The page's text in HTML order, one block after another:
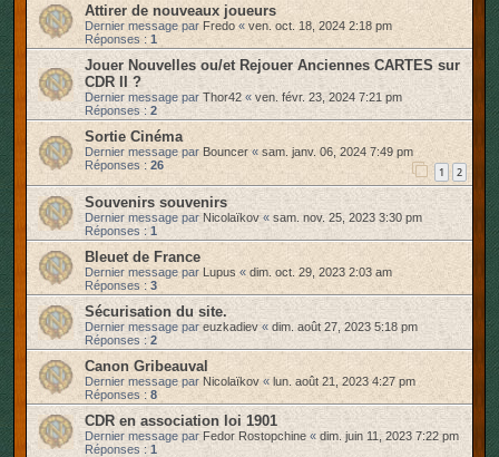
Attirer de nouveaux joueurs
Dernier message par Fredo« ven. oct. 18, 2024 2:18 pm
Réponses : 1
Jouer Nouvelles ou/et Rejouer Anciennes CARTES sur
CDR II ?
Dernier message par Thor42« ven. févr. 23, 2024 7:21 pm
Réponses : 2
Sortie Cinéma
Dernier message par Bouncer« sam. janv. 06, 2024 7:49 pm
Réponses : 26 1 2
Souvenirs souvenirs
Dernier message parNicolaïkov« sam. nov. 25, 2023 3:30 pm
Réponses : 1
Bleuet de France
Dernier message par Lupus« dim. oct. 29, 2023 2:03 am
Réponses : 3
Sécurisation du site.
Dernier message pareuzkadiev« dim. août 27, 2023 5:18 pm
Réponses : 2
Canon Gribeauval
Dernier message par Nicolaïkov « lun. août 21, 2023 4:27 pm
Réponses : 8
CDR en association loi 1901
Dernier message parFedor Rostopchine « dim. juin 11, 2023 7:22 pm
Réponses : 1